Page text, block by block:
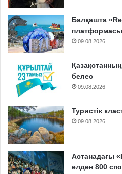
Балқашта
09.08.2026
белес
09.08.2026
Туристік
09.08.2026
Астанадағы
елден 800